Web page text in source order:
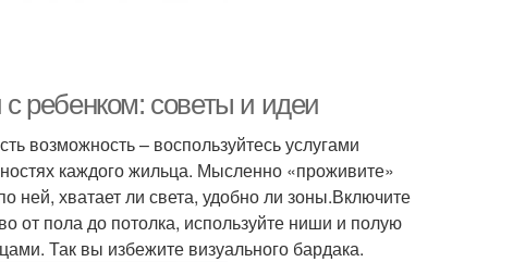
ребенком: советы и идеи
возможность – воспользуйтесь услугами
каждого жильца. Мысленно «проживите»
ней, хватает ли света, удобно ли зоны.Включите
от пола до потолка, используйте ниши и полую
Так вы избежите визуального бардака.